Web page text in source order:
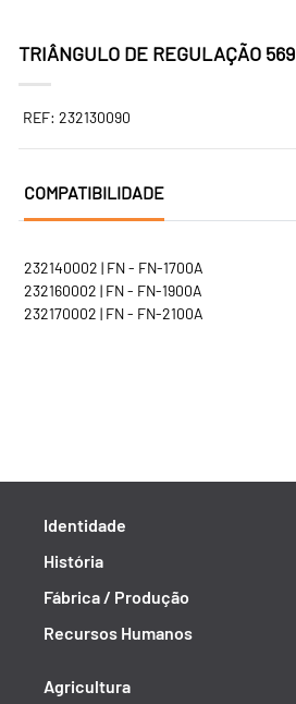
TRIÂNGULO DE REGULAÇÃO 569
REF: 232130090
COMPATIBILIDADE
232140002 | FN - FN-1700A
232160002 | FN - FN-1900A
232170002 | FN - FN-2100A
Identidade
História
Fábrica / Produção
Recursos Humanos
Agricultura